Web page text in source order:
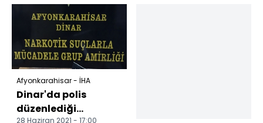
Afyonkarahisar - İHA
Dinar'da polis
düzenlediği
28 Haziran 2021 - 17:00